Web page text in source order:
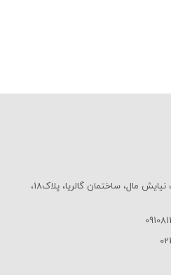
آدرس : جنت آباد مرکزی، جنب نیایش مال، ساختمان گالریا، پلاک18،